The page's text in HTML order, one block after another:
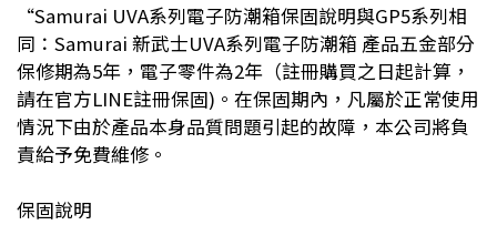
“Samurai UVA系列電子防潮箱保固說明與GP5系列相
同：Samurai 新武士UVA系列電子防潮箱 產品五金部分
保修期為5年，電子零件為2年（註冊購買之日起計算，
請在官方LINE註冊保固)。在保固期內，凡屬於正常使用
情況下由於產品本身品質問題引起的故障，本公司將負
責給予免費維修。
保固說明